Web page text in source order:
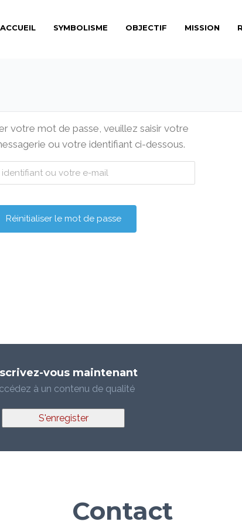
ACCUEIL SYMBOLISME OBJECTIF MISSION
votre mot de passe, veuillez saisir votre
ou votre identifiant ci-dessous.
vous maintenant
à un contenu de qualité
S'enregister
Contact